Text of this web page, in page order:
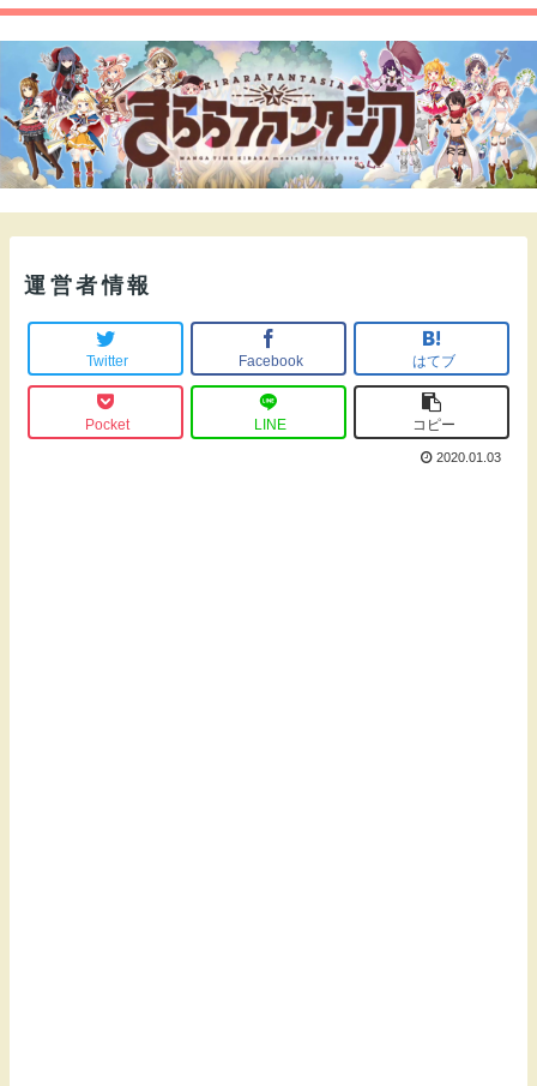
運営者情報
Twitter Facebook はてブ
Pocket LINE コピー
2020.01.03